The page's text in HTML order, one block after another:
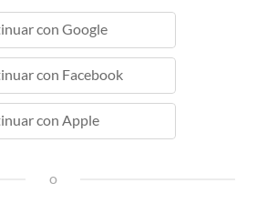
con Google
con Facebook
con Apple
con Apple
o